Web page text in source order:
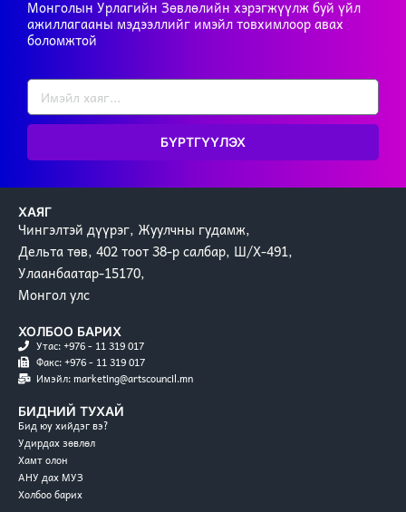
Монголын Урлагийн Зөвлөлийн хэрэгжүүлж буй үйл
ажиллагааны мэдээллийг имэйл товхимлоор авах
боломжтой
БҮРТГҮҮЛЭХ
ХАЯГ
Чингэлтэй дүүрэг, Жуулчны гудамж,
Дельта төв, 402 тоот 38-р салбар, Ш/Х-491,
Улаанбаатар-15170,
Монгол улс
ХОЛБОО БАРИХ
Утас: +976 - 11 319 017
Факс: +976 - 11 319 017
Имэйл: marketing@artscouncil.mn
БИДНИЙ ТУХАЙ
Бид юу хийдэг вэ?
Удирдах зөвлөл
Хамт олон
АНУ дах МУЗ
Холбоо барих